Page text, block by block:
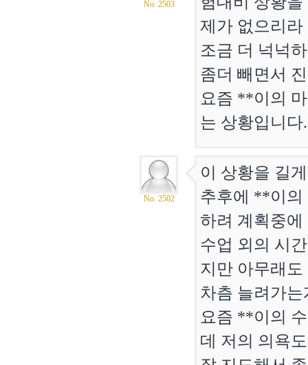
No. 2503
제가 없으리
조금 더 넉넉
좀더 빼면서
요즘 **이의
는 상황입니다.
No. 2502
이 상황을 길
추후에 **이의
하려 계획중에
수업 외의 시
지만 아무래
차츰 늘려가
요즘 **이의
데 저의 의욕